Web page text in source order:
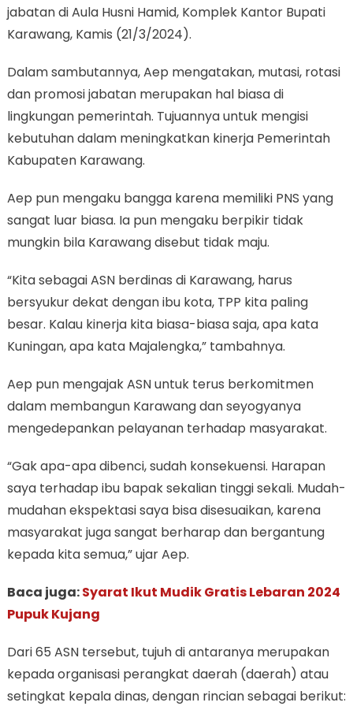
jabatan di Aula Husni Hamid, Komplek Kantor Bupati
Karawang, Kamis (21/3/2024).
Dalam sambutannya, Aep mengatakan, mutasi, rotasi
dan promosi jabatan merupakan hal biasa di
lingkungan pemerintah. Tujuannya untuk mengisi
kebutuhan dalam meningkatkan kinerja Pemerintah
Kabupaten Karawang.
Aep pun mengaku bangga karena memiliki PNS yang
sangat luar biasa. Ia pun mengaku berpikir tidak
mungkin bila Karawang disebut tidak maju.
“Kita sebagai ASN berdinas di Karawang, harus
bersyukur dekat dengan ibu kota, TPP kita paling
besar. Kalau kinerja kita biasa-biasa saja, apa kata
Kuningan, apa kata Majalengka,” tambahnya.
Aep pun mengajak ASN untuk terus berkomitmen
dalam membangun Karawang dan seyogyanya
mengedepankan pelayanan terhadap masyarakat.
“Gak apa-apa dibenci, sudah konsekuensi. Harapan
saya terhadap ibu bapak sekalian tinggi sekali. Mudah-
mudahan ekspektasi saya bisa disesuaikan, karena
masyarakat juga sangat berharap dan bergantung
kepada kita semua,” ujar Aep.
Baca juga:Syarat Ikut Mudik Gratis Lebaran 2024
Pupuk Kujang
Dari 65 ASN tersebut, tujuh di antaranya merupakan
kepada organisasi perangkat daerah (daerah) atau
setingkat kepala dinas, dengan rincian sebagai berikut: